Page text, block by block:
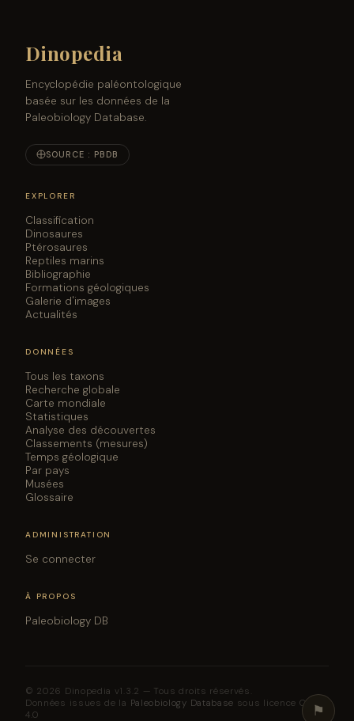
⚑
Dinopedia
Encyclopédie paléontologique
basée sur les données de la
Paleobiology Database.
SOURCE : PBDB
EXPLORER
Classification
Dinosaures
Ptérosaures
Reptiles marins
Bibliographie
Formations géologiques
Galerie d'images
Actualités
DONNÉES
Tous les taxons
Recherche globale
Carte mondiale
Statistiques
Analyse des découvertes
Classements (mesures)
Temps géologique
Par pays
Musées
Glossaire
ADMINISTRATION
Se connecter
À PROPOS
Paleobiology DB
© 2026 Dinopedia v1.3.2 — Tous droits réservés.
Données issues de la Paleobiology Database sous licence CC BY
4.0